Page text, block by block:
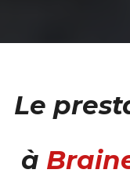
Le
à